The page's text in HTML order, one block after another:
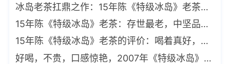
冰岛老茶扛鼎之作：15年陈《特级冰岛》老茶，存世最老的一款冰岛茶
15年陈《特级冰岛》老茶：存世最老，中坚品牌出品，艾老师推荐加持
15年陈《特级冰岛》老茶的评价：喝着真好，挺惊艳的
好喝，不贵，口感惊艳，2007年《特级冰岛》老茶深受追捧